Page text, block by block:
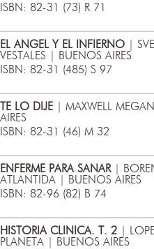
ISBN: 82-31 (73) R 71
EL ANGEL Y EL INFIERNO |
VESTALES | BUENOS AIRES
ISBN: 82-31 (485) S 97
TE LO DIJE | MAXWELL
AIRES
ISBN: 82-31 (46) M 32
ENFERME PARA SANAR|
ATLANTIDA | BUENOS AIRES
ISBN: 82-96 (82) B 74
HISTORIA CLINICA. T. 2 |
PLANETA | BUENOS AIRES